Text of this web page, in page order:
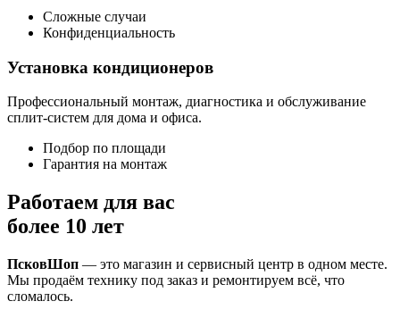
Сложные случаи
Конфиденциальность
Установка кондиционеров
Профессиональный монтаж, диагностика и обслуживание
сплит-систем для дома и офиса.
Подбор по площади
Гарантия на монтаж
Работаем для вас
более 10 лет
ПсковШоп — это магазин и сервисный центр в одном месте.
Мы продаём технику под заказ и ремонтируем всё, что
сломалось.